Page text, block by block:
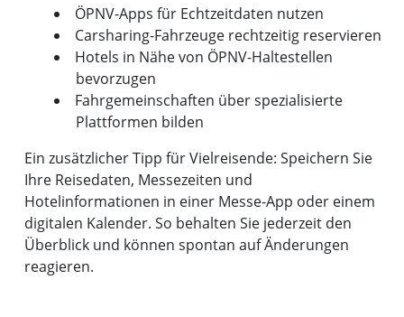
ÖPNV-Apps für Echtzeitdaten nutzen
Carsharing-Fahrzeuge rechtzeitig reservieren
Hotels in Nähe von ÖPNV-Haltestellen
bevorzugen
Fahrgemeinschaften über spezialisierte
Plattformen bilden
Ein zusätzlicher Tipp für Vielreisende: Speichern Sie
Ihre Reisedaten, Messezeiten und
Hotelinformationen in einer Messe-App oder einem
digitalen Kalender. So behalten Sie jederzeit den
Überblick und können spontan auf Änderungen
reagieren.